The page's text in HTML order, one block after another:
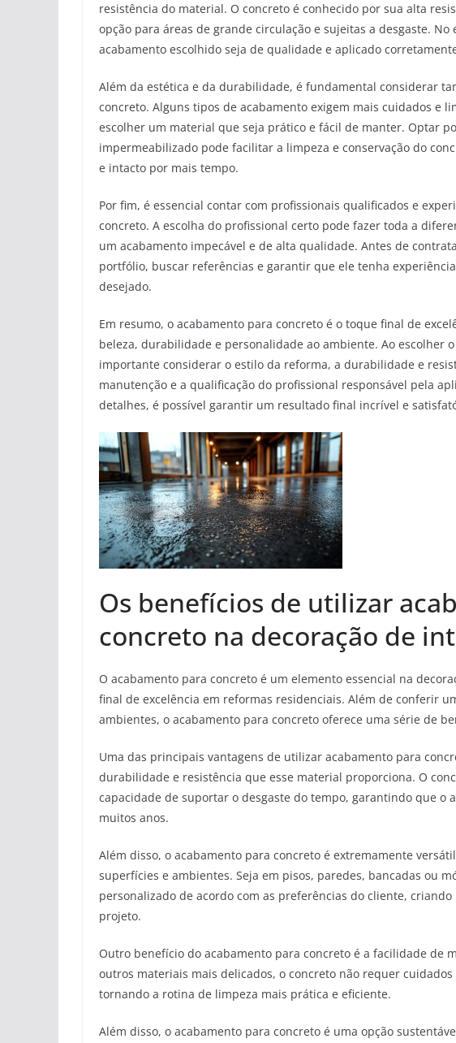
resistência do material. O concreto é conhecido por sua alta
opção para áreas de grande circulação e sujeitas a desgaste.
acabamento escolhido seja de qualidade e aplicado
Além da estética e da durabilidade, é fundamental considerar
concreto. Alguns tipos de acabamento exigem mais cuidados e
escolher um material que seja prático e fácil de manter. Optar
impermeabilizado pode facilitar a limpeza e conservação do
e intacto por mais tempo.
Por fim, é essencial contar com profissionais qualificados e
concreto. A escolha do profissional certo pode fazer toda a
um acabamento impecável e de alta qualidade. Antes de
portfólio, buscar referências e garantir que ele tenha
desejado.
Em resumo, o acabamento para concreto é o toque final de
beleza, durabilidade e personalidade ao ambiente. Ao escolher
importante considerar o estilo da reforma, a durabilidade e
manutenção e a qualificação do profissional responsável pela
detalhes, é possível garantir um resultado final incrível e
Os benefícios de utilizar
concreto na decoração de
O acabamento para concreto é um elemento essencial na
final de excelência em reformas residenciais. Além de conferir
ambientes, o acabamento para concreto oferece uma série de
Uma das principais vantagens de utilizar acabamento para
durabilidade e resistência que esse material proporciona. O
capacidade de suportar o desgaste do tempo, garantindo que o
muitos anos.
Além disso, o acabamento para concreto é extremamente
superfícies e ambientes. Seja em pisos, paredes, bancadas ou
personalizado de acordo com as preferências do cliente,
projeto.
Outro benefício do acabamento para concreto é a facilidade de
outros materiais mais delicados, o concreto não requer
tornando a rotina de limpeza mais prática e eficiente.
Além disso, o acabamento para concreto é uma opção